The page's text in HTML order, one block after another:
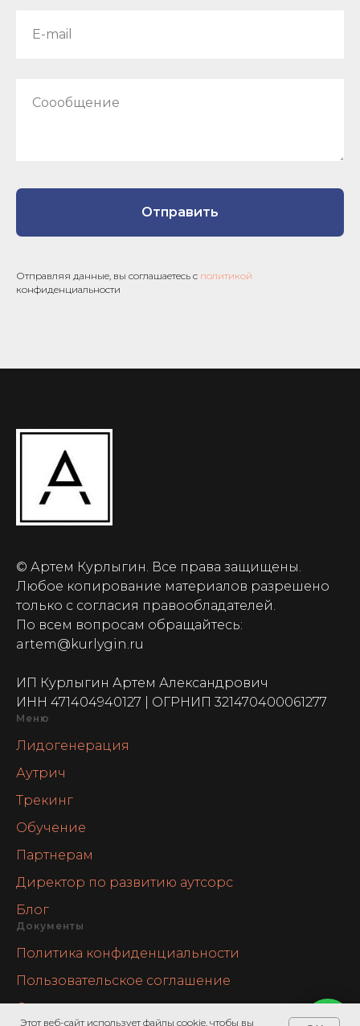
E-mail
Соообщение
Отправить
Отправляя данные, вы соглашаетесь с политикой
конфиденциальности
Этот веб-сайт использует файлы cookie, чтобы вы
Напишите мне
© Артем Курлыгин. Все права защищены.
Любое копирование материалов разрешено
только с согласия правообладателей.
По всем вопросам обращайтесь:
artem@kurlygin.ru
ИП Курлыгин Артем Александрович
ИНН 471404940127 | ОГРНИП 321470400061277
Меню
Лидогенерация
Аутрич
Трекинг
Обучение
Партнерам
Директор по развитию аутсорс
Блог
Документы
Политика конфиденциальности
Пользовательское соглашение
Отказ от ответственности